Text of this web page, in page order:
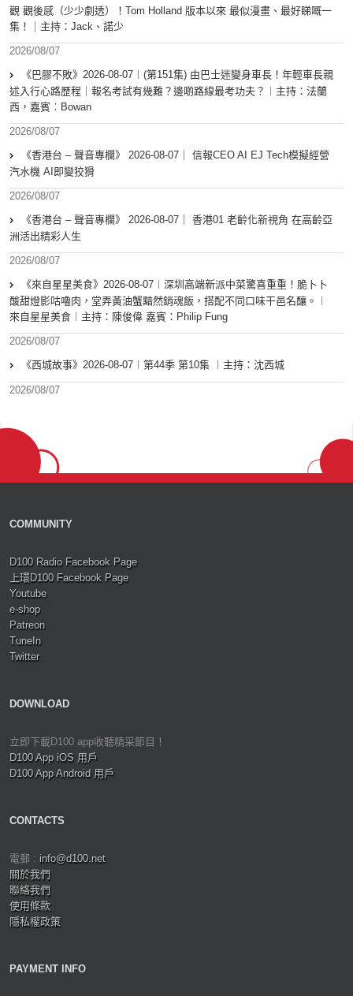
觀 觀後感（少少劇透）！Tom Holland 版本以來 最似漫畫、最好睇嘅一
集！｜主持：Jack、諾少
2026/08/07
《巴膠不敗》2026-08-07︱(第151集) 由巴士迷變身車長！年輕車長親
述入行心路歷程｜報名考試有幾難？邊啲路線最考功夫？︱主持：法蘭
西，嘉賓︰Bowan
2026/08/07
《香港台 – 聲音專欄》 2026-08-07｜ 信報CEO AI EJ Tech模擬經營
汽水機 AI即變狡猾
2026/08/07
《香港台 – 聲音專欄》 2026-08-07｜ 香港01 老齡化新視角 在高齡亞
洲活出精彩人生
2026/08/07
《來自星星美食》2026-08-07︱深圳高端新派中菜驚喜重重！脆卜卜
酸甜燈影咕嚕肉，堂弄黃油蟹黯然銷魂飯，搭配不同口味干邑名釀。︱
來自星星美食︱主持：陳俊偉 嘉賓：Philip Fung
2026/08/07
《西城故事》2026-08-07︱第44季 第10集 ︱主持：沈西城
2026/08/07
COMMUNITY
D100 Radio Facebook Page
上環D100 Facebook Page
Youtube
e-shop
Patreon
TuneIn
Twitter
DOWNLOAD
立即下載D100 app收聽精采節目！
D100 App iOS 用戶
D100 App Android 用戶
CONTACTS
電郵 : info@d100.net
關於我們
聯絡我們
使用條款
隱私權政策
PAYMENT INFO